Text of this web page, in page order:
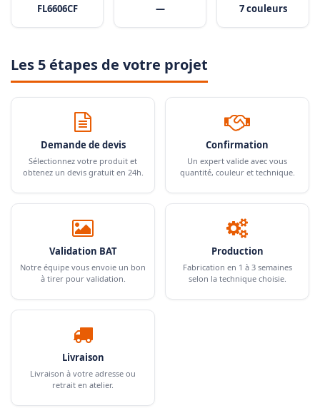
FL6606CF — 7 couleurs
Les 5 étapes de votre projet
Demande de devis
Sélectionnez votre produit et
obtenez un devis gratuit en 24h.
Confirmation
Un expert valide avec vous
quantité, couleur et technique.
Validation BAT
Notre équipe vous envoie un bon
à tirer pour validation.
Production
Fabrication en 1 à 3 semaines
selon la technique choisie.
Livraison
Livraison à votre adresse ou
retrait en atelier.